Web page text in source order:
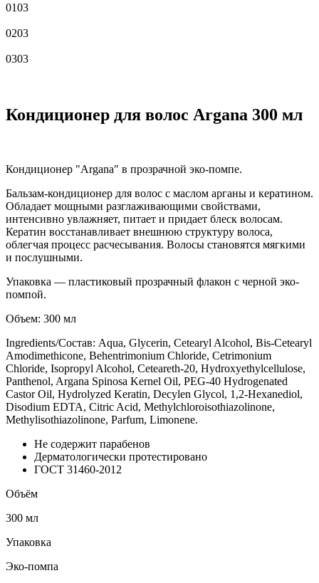
0103
0203
0303
Кондиционер для волос Argana 300 мл
Кондиционер "Argana" в прозрачной эко-помпе.
Бальзам-кондиционер для волос с маслом арганы и кератином.
Обладает мощными разглаживающими свойствами,
интенсивно увлажняет, питает и придает блеск волосам.
Кератин восстанавливает внешнюю структуру волоса,
облегчая процесс расчесывания. Волосы становятся мягкими
и послушными.
Упаковка — пластиковый прозрачный флакон с черной эко-
помпой.
Объем: 300 мл
Ingredients/Состав: Aqua, Glycerin, Cetearyl Alcohol, Bis-Cetearyl
Amodimethicone, Behentrimonium Chloride, Сetrimonium
Chloride, Isopropyl Alcohol, Ceteareth-20, Hydroxyethylcellulose,
Panthenol, Argana Spinosa Kernel Oil, PEG-40 Hydrogenated
Castor Oil, Hydrolyzed Keratin, Decylen Glycol, 1,2-Hexanediol,
Disodium EDTA, Citric Acid, Methylchloroisothiazolinone,
Methylisothiazolinone, Parfum, Limonene.
Не содержит парабенов
Дерматологически протестировано
ГОСТ 31460-2012
Объём
300 мл
Упаковка
Эко-помпа